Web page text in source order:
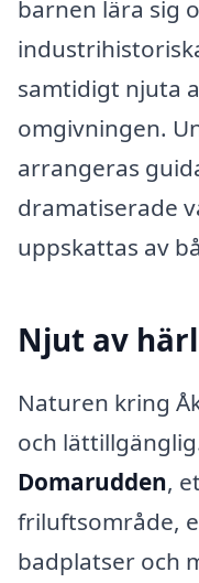
barnen lära sig
samtidigt njuta
omgivningen.
arrangeras
dramatiserade
uppskattas av
Njut av
Naturen kring
och
Domarudden,
friluftsområde,
badplatser och